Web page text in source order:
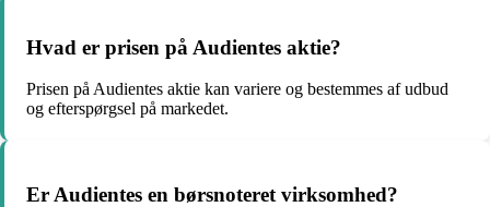
Hvad er prisen på Audientes aktie?
Prisen på Audientes aktie kan variere og bestemmes af udbud
og efterspørgsel på markedet.
Er Audientes en børsnoteret virksomhed?